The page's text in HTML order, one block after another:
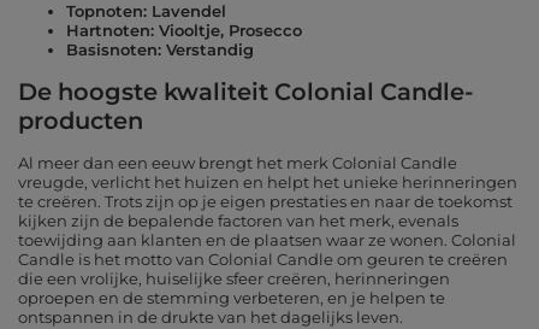
Topnoten: Lavendel
Hartnoten: Viooltje, Prosecco
Basisnoten: Verstandig
De hoogste kwaliteit Colonial Candle-
producten
Al meer dan een eeuw brengt het merk Colonial Candle
vreugde, verlicht het huizen en helpt het unieke herinneringen
te creëren. Trots zijn op je eigen prestaties en naar de toekomst
kijken zijn de bepalende factoren van het merk, evenals
toewijding aan klanten en de plaatsen waar ze wonen. Colonial
Candle is het motto van Colonial Candle om geuren te creëren
die een vrolijke, huiselijke sfeer creëren, herinneringen
oproepen en de stemming verbeteren, en je helpen te
ontspannen in de drukte van het dagelijks leven.